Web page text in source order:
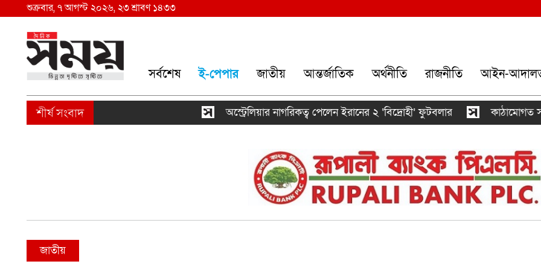
শুক্রবার, ৭ আগস্ট ২০২৬, ২৩ শ্রাবণ ১৪৩৩
সর্বশেষ ই-পেপার জাতীয় আন্তর্জাতিক অর্থনীতি রাজনীতি আইন-
অস্ট্রেলিয়ার নাগরিকত্ব পেলেন ইরানের ২ ‘বিদ্রোহী’ ফুটবলার কাঠামোগত
জাতীয়